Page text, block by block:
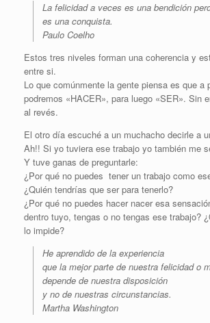
La felicidad a veces es una bendición
es una conquista.
Paulo Coelho
Estos tres niveles forman una coherencia y
entre si.
Lo que comúnmente la gente piensa es que a
podremos «HACER», para luego «SER». Sin
al revés.
El otro día escuché a un muchacho decirle a
Ah!! Si yo tuviera ese trabajo yo también me
Y tuve ganas de preguntarle:
¿Por qué no puedes tener un trabajo como
¿Quién tendrías que ser para tenerlo?
¿Por qué no puedes hacer nacer esa
dentro tuyo, tengas o no tengas ese trabajo?
lo impide?
He aprendido de la experiencia
que la mejor parte de nuestra felicidad o
depende de nuestra disposición
y no de nuestras circunstancias.
Martha Washington